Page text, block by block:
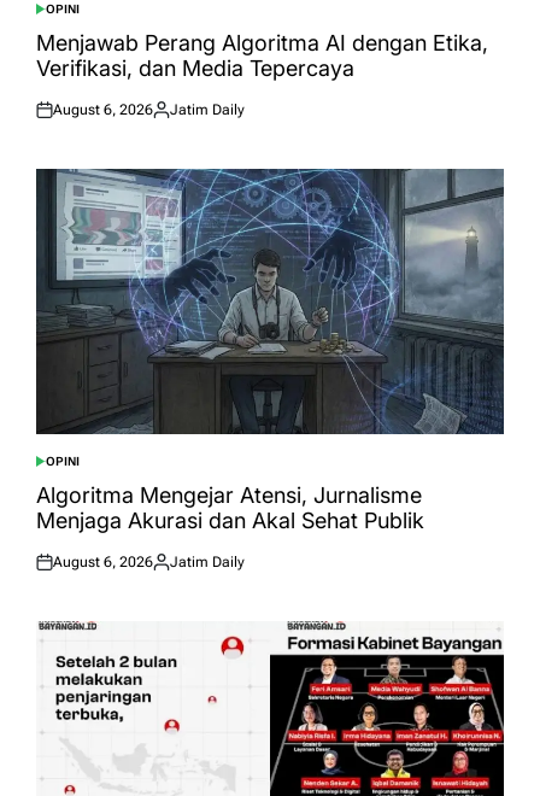
POSTED
IN
OPINI
Menjawab Perang Algoritma AI dengan Etika,
Verifikasi, dan Media Tepercaya
Posted
August 6, 2026
Posted
Jatim Daily
POSTED
IN
OPINI
Algoritma Mengejar Atensi, Jurnalisme
Menjaga Akurasi dan Akal Sehat Publik
Posted
August 6, 2026
Posted
Jatim Daily